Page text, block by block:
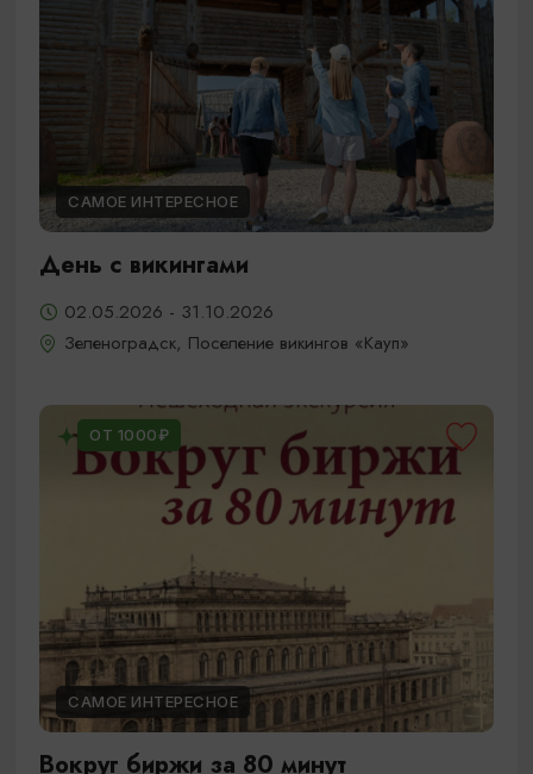
САМОЕ ИНТЕРЕСНОЕ
День с викингами
02.05.2026 - 31.10.2026
Зеленоградск, Поселение викингов «Кауп»
ОТ 1000₽
САМОЕ ИНТЕРЕСНОЕ
Вокруг биржи за 80 минут